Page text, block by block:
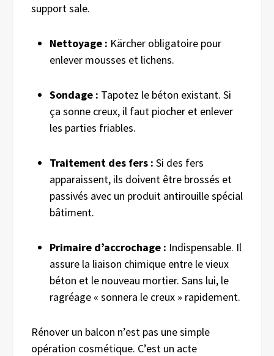
support sale.
Nettoyage : Kärcher obligatoire pour
enlever mousses et lichens.
Sondage : Tapotez le béton existant. Si
ça sonne creux, il faut piocher et enlever
les parties friables.
Traitement des fers : Si des fers
apparaissent, ils doivent être brossés et
passivés avec un produit antirouille spécial
bâtiment.
Primaire d’accrochage : Indispensable. Il
assure la liaison chimique entre le vieux
béton et le nouveau mortier. Sans lui, le
ragréage « sonnera le creux » rapidement.
Rénover un balcon n’est pas une simple
opération cosmétique. C’est un acte